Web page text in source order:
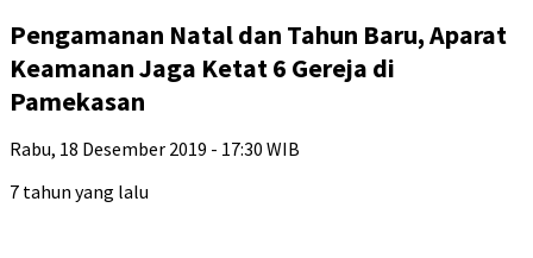
Pengamanan Natal dan Tahun Baru, Aparat
Keamanan Jaga Ketat 6 Gereja di
Pamekasan
Rabu, 18 Desember 2019 - 17:30 WIB
7 tahun yang lalu